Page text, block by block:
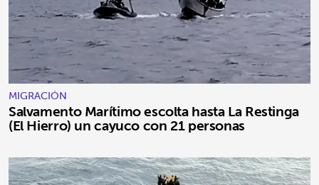
MIGRACIÓN
Salvamento Marítimo escolta hasta La Restinga
(El Hierro) un cayuco con 21 personas